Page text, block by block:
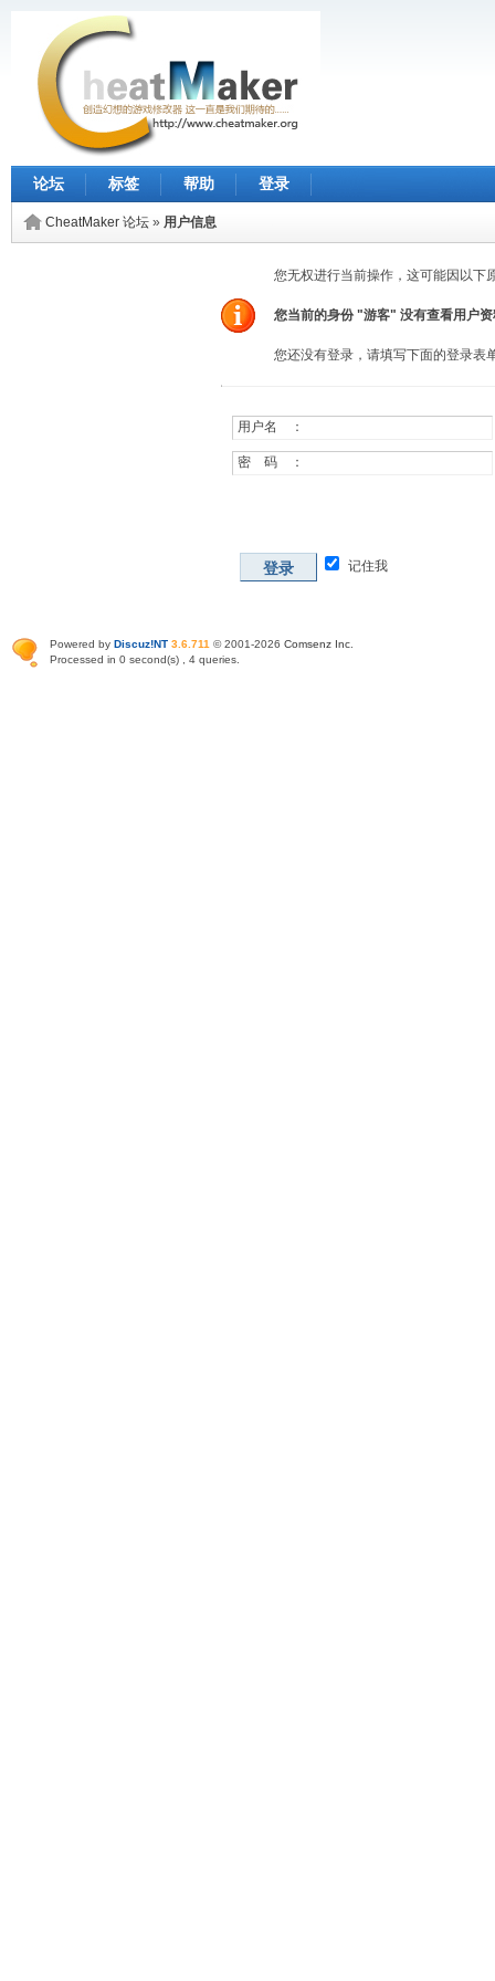
论坛 标签 帮助 登录
CheatMaker 论坛 » 用户信息
您无权进行当前操作，这可能因以下
您当前的身份 "游客" 没有查看用户
您还没有登录，请填写下面的登录表
用户名 ：
密 码 ：
登录 记住我
Powered by Discuz!NT 3.6.711 © 2001-2026 Comsenz Inc
Processed in 0 second(s) , 4 queries.